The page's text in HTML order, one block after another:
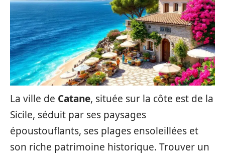
La ville de Catane, située sur la côte est de la
Sicile, séduit par ses paysages
époustouflants, ses plages ensoleillées et
son riche patrimoine historique. Trouver un